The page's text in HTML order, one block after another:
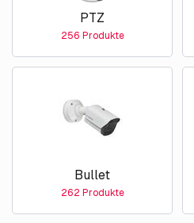
PTZ
256 Produkte
Bullet
262 Produkte